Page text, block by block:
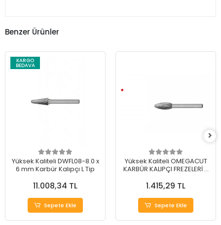
Benzer Ürünler
KARGO
BEDAVA
Yüksek Kaliteli DWFL08-8.0 x
6 mm Karbür Kalıpçı L Tip
11.008,34 TL
Sepete Ekle
Yüksek Kaliteli OMEGACUT
KARBÜR KALIPÇI FREZELERİ H
1.415,29 TL
Sepete Ekle